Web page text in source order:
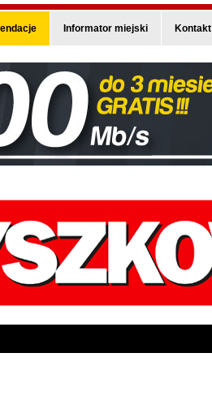
Informator miejski Kontakt